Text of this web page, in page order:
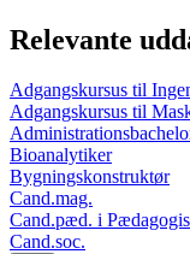
Relevante
Adgangskursus til
Adgangskursus til
Bioanalytiker
Bygningskonstruktør
Cand.mag.
Cand.pæd. i
Cand.soc.